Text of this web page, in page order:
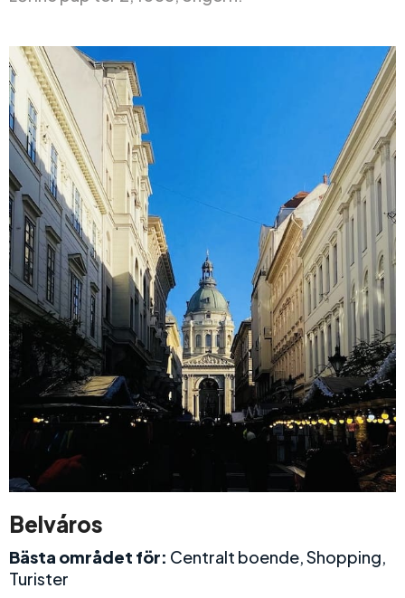
Belváros
Bästa området för: Centralt boende, Shopping,
Turister